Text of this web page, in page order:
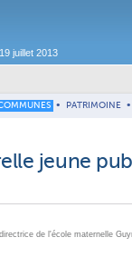
juillet 2013
• PATRIMOINE •
jeune
de l'école maternelle